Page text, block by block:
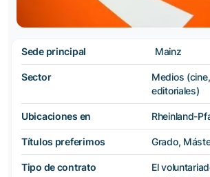
Sede principal Mainz
Sector
Medios
editoriales)
Ubicaciones en Rheinland-
Títulos preferimos Grado,
Tipo de contrato
El